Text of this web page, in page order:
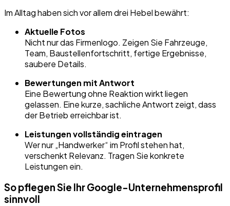
Im Alltag haben sich vor allem drei Hebel bewährt:
Aktuelle Fotos
Nicht nur das Firmenlogo. Zeigen Sie Fahrzeuge,
Team, Baustellenfortschritt, fertige Ergebnisse,
saubere Details.
Bewertungen mit Antwort
Eine Bewertung ohne Reaktion wirkt liegen
gelassen. Eine kurze, sachliche Antwort zeigt, dass
der Betrieb erreichbar ist.
Leistungen vollständig eintragen
Wer nur „Handwerker“ im Profil stehen hat,
verschenkt Relevanz. Tragen Sie konkrete
Leistungen ein.
So pflegen Sie Ihr Google-Unternehmensprofil
sinnvoll